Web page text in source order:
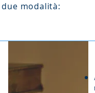
modalità: